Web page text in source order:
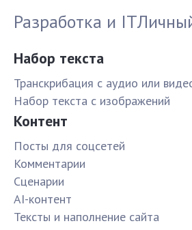
Разработка и IT
Набор текста
Транскрибация с аудио или
Набор текста с изображений
Контент
Посты для соцсетей
Комментарии
Сценарии
AI-контент
Тексты и наполнение сайта